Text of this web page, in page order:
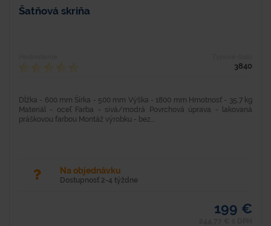
Šatňová skriňa
3840
Dĺžka - 600 mm Šírka - 500 mm Výška - 1800 mm Hmotnosť - 35,7 kg
Materiál - oceľ Farba - sivá/modrá Povrchová úprava - lakovaná
práškovou farbou Montáž výrobku - bez...
Na objednávku
Dostupnosť 2-4 týždne
199 €